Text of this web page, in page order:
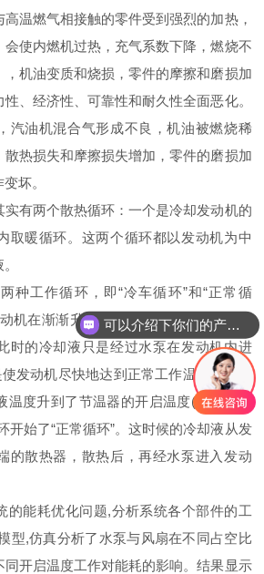
温燃气相接触的零件受到强烈的加热，
使内燃机过热，充气系数下降，燃烧不
机油变质和烧损，零件的摩擦和磨损加
、经济性、可靠性和耐久性全面恶化。
汽油机混合气形成不良，机油被燃烧稀
热损失和摩擦损失增加，零件的磨损加
坏。
实有两个散热循环：一个是冷却发动机的
取暖循环。这两个循环都以发动机为中
工作循环，即“冷车循环”和“正常循
机在渐渐升温，冷却液的温度还无法打
时的冷却液只是经过水泵在发动机内进
发动机尽快地达到正常工作温度。随着
温度升到了节温器的开启温度(通常这温
开始了“正常循环”。这时候的冷却液从发
的散热器，散热后，再经水泵进入发动
能耗优化问题,分析系统各个部件的工
型,仿真分析了水泵与风扇在不同占空比
开启温度工作对能耗的影响。结果显示
可以介绍下你们的产品么